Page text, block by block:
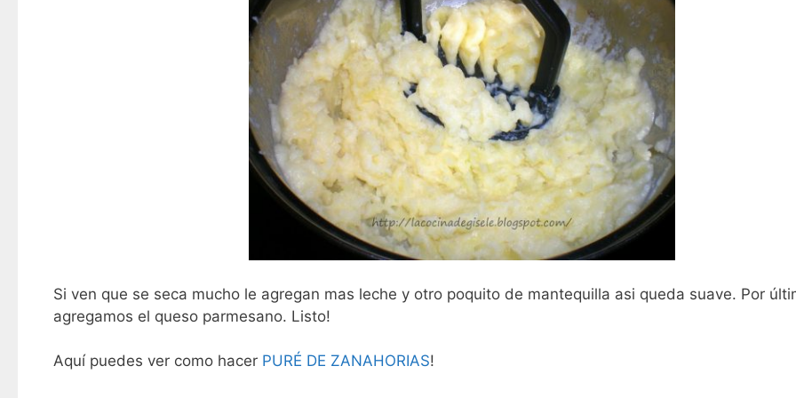
Si ven que se seca mucho le agregan mas leche y otro poquito de mantequilla asi queda suave. Por
agregamos el queso parmesano. Listo!
Aquí puedes ver como hacer PURÉ DE ZANAHORIAS!